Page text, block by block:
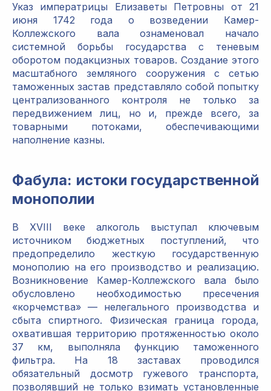
Указ императрицы Елизаветы Петровны от 21
июня 1742 года о возведении Камер-
Коллежского вала ознаменовал начало
системной борьбы государства с теневым
оборотом подакцизных товаров. Создание этого
масштабного земляного сооружения с сетью
таможенных застав представляло собой попытку
централизованного контроля не только за
передвижением лиц, но и, прежде всего, за
товарными потоками, обеспечивающими
наполнение казны.
Фабула: истоки государственной
монополии
В XVIII веке алкоголь выступал ключевым
источником бюджетных поступлений, что
предопределило жесткую государственную
монополию на его производство и реализацию.
Возникновение Камер-Коллежского вала было
обусловлено необходимостью пресечения
«корчемства» — нелегального производства и
сбыта спиртного. Физическая граница города,
охватившая территорию протяженностью около
37 км, выполняла функцию таможенного
фильтра. На 18 заставах проводился
обязательный досмотр гужевого транспорта,
позволявший не только взимать установленные